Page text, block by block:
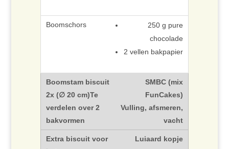
250 g pure
chocolade
2 vellen bakpapier
SMBC (mix
FunCakes)
Vulling, afsmeren,
vacht
Luiaard kopje